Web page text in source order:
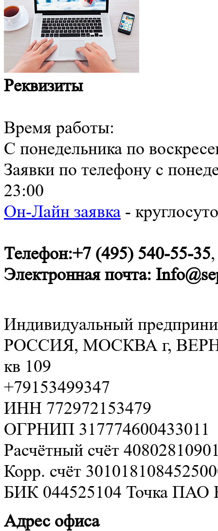
Реквизиты
Время работы:
С понедельника по
Заявки по телефону с
23:00
Он-Лайн заявка -
Телефон:+7 (495) 540-55-35,
Электронная почта:
Индивидуальный
РОССИЯ, МОСКВА г,
кв 109
+79153499347
ИНН 772972153479
ОГРНИП 317774600433011
Расчётный счёт
Корр. счёт
БИК 044525104 Точка ПАО
Адрес офиса